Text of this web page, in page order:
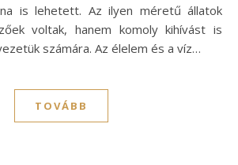
is lehetett. Az ilyen méretű állatok
voltak, hanem komoly kihívást is
számára. Az élelem és a víz…
TOVÁBB